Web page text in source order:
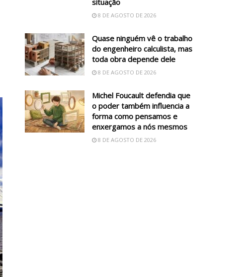
8 DE AGOSTO DE 2026
Quase ninguém vê o trabalho
do engenheiro calculista, mas
toda obra depende dele
8 DE AGOSTO DE 2026
Michel Foucault defendia que
o poder também influencia a
forma como pensamos e
enxergamos a nós mesmos
8 DE AGOSTO DE 2026